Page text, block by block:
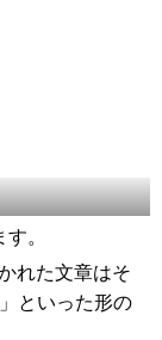
。
れた文章はそ
といった形の